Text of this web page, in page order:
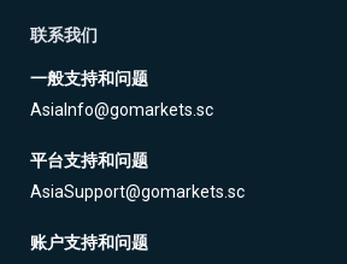
联系我们
一般支持和问题
AsiaInfo@gomarkets.sc
平台支持和问题
AsiaSupport@gomarkets.sc
账户支持和问题